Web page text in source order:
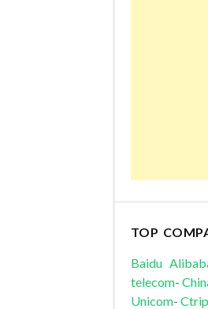
TOP
Baidu
telecom-
Unicom- Ctrip